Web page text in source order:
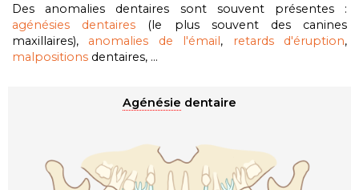
Des anomalies dentaires sont souvent présentes :
agénésies dentaires (le plus souvent des canines
maxillaires), anomalies de l'émail, retards d'éruption,
malpositions dentaires, ...
Agénésie dentaire